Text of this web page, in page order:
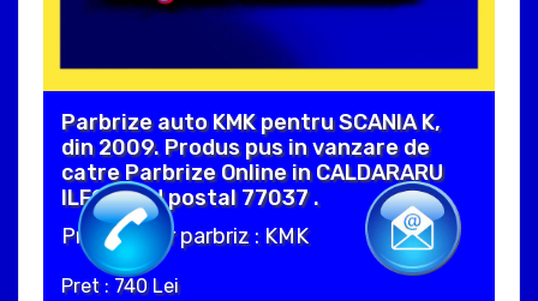
Parbrize auto KMK pentru SCANIA K,
din 2009. Produs pus in vanzare de
catre Parbrize Online in CALDARARU
ILFOV cod postal 77037 .
Producator parbriz : KMK
Pret : 740 Lei